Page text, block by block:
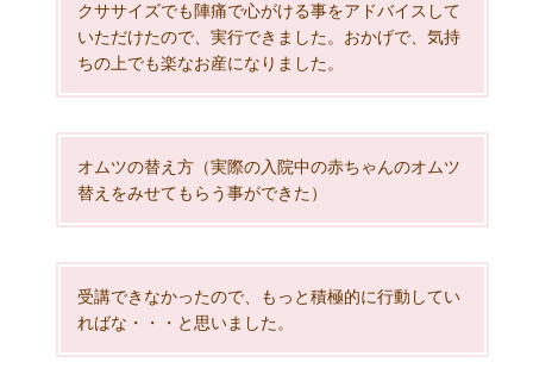
クササイズでも陣痛で心がける事をアドバイスして
いただけたので、実行できました。おかげで、気持
ちの上でも楽なお産になりました。
オムツの替え方（実際の入院中の赤ちゃんのオムツ
替えをみせてもらう事ができた）
受講できなかったので、もっと積極的に行動してい
ればな・・・と思いました。